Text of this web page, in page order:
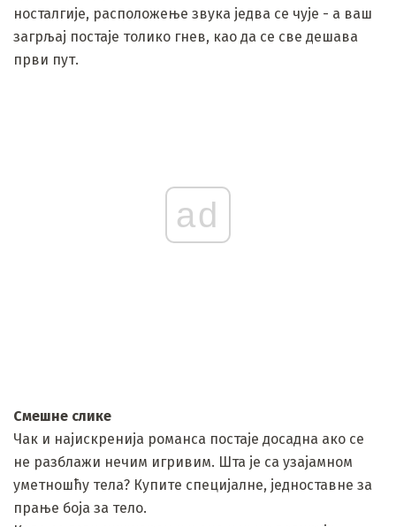
носталгије, расположење звука једва се чује - а ваш
загрљај постаје толико гнев, као да се све дешава
први пут.
ad
Смешне слике
Чак и најискренија романса постаје досадна ако се
не разблажи нечим игривим. Шта је са узајамном
уметношћу тела? Купите специјалне, једноставне за
прање боја за тело.